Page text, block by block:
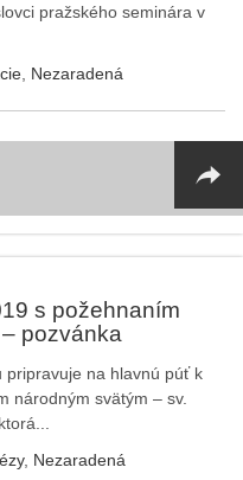
pražského seminára v
Nezaradená
s požehnaním
pozvánka
pripravuje na hlavnú púť k
národným svätým – sv.
, Nezaradená